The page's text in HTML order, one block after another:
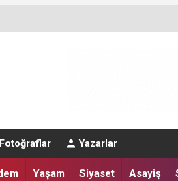
Fotoğraflar Yazarlar
Yaşam Siyaset Asayiş